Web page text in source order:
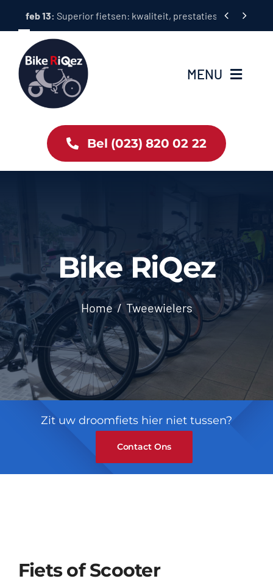
naar
inhoud
feb 13: Superior fietsen: kwaliteit, prestaties en rijplezier
 
MENU
Tweewielers
Bike News
Contact
Bel (023) 820 02 22
Bike RiQez
Home Tweewielers
Zit uw droomfiets hier niet tussen?
Contact Ons
Fiets of Scooter